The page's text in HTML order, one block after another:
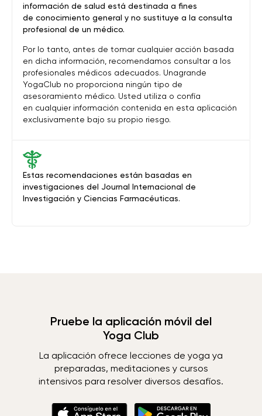
Estas recomendaciones están basadas en
investigaciones del Journal Internacional de
Investigación y Ciencias Farmacéuticas.
información de salud está destinada a fines
de conocimiento general y no sustituye a la consulta
profesional de un médico.
Por lo tanto, antes de tomar cualquier acción basada
en dicha información, recomendamos consultar a los
profesionales médicos adecuados. Unagrande
YogaClub no proporciona ningún tipo de
asesoramiento médico. Usted utiliza o confía
en cualquier información contenida en esta aplicación
exclusivamente bajo su propio riesgo.
Pruebe la aplicación móvil del
Yoga Club
La aplicación ofrece lecciones de yoga ya
preparadas, meditaciones y cursos
intensivos para resolver diversos desafíos.